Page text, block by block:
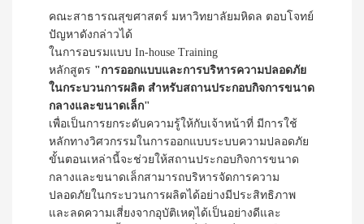
คณะสาธารณสุขศาสตร์ มหาวิทยาลัยมหิดล ตอบโจทย์
ปัญหาดังกล่าวได้
ในการอบรมแบบ In-house Training
หลักสูตร "การออกแบบและการบริหารความปลอดภัย
ในกระบวนการผลิต สำหรับสถานประกอบกิจการขนาด
กลางและขนาดเล็ก"
เพื่อเป็นการยกระดับความรู้ให้กับเจ้าหน้าที่ มีการใช้
หลักทางวิศวกรรมในการออกแบบระบบความปลอดภัย
ขั้นตอนเหล่านี้จะช่วยให้สถานประกอบกิจการขนาด
กลางและขนาดเล็กสามารถบริหารจัดการความ
ปลอดภัยในกระบวนการผลิตได้อย่างมีประสิทธิภาพ
และลดความเสี่ยงจากอุบัติเหตุได้เป็นอย่างดีและ